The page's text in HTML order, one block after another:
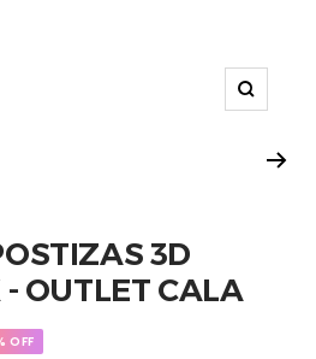
Zoom
3D
OUTLET CALA
OFF